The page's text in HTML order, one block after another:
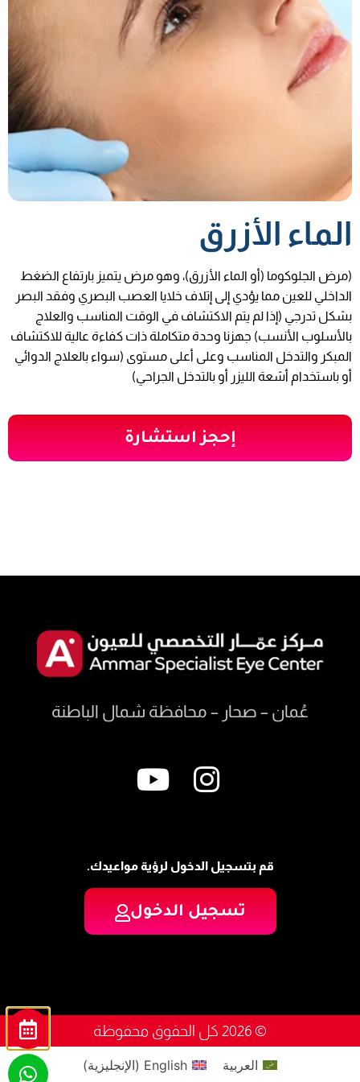
الماء الأزرق
(مرض الجلوكوما (أو الماء الأزرق)، وهو مرض يتميز بارتفاع الضغط
الداخلي للعين مما يؤدي إلى إتلاف خلايا العصب البصري وفقد البصر
بشكل تدرجي (إذا لم يتم الاكتشاف في الوقت المناسب والعلاج
بالأسلوب الأنسب) جهزنا وحدة متكاملة ذات كفاءة عالية للاكتشاف
المبكر والتدخل المناسب وعلى أعلى مستوى (سواء بالعلاج الدوائي
أو باستخدام أشعة الليزر أو بالتدخل الجراحي)
إحجز استشارة
عُمان – صحار – محافظة شمال الباطنة
قم بتسجيل الدخول لرؤية مواعيدك.
تسجيل الدخول
© 2026 كل الحقوق محفوظة
العربية English
(الإنجليزية)